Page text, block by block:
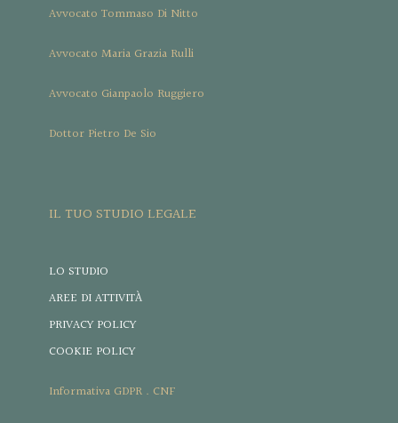
Avvocato Tommaso Di Nitto
Avvocato Maria Grazia Rulli
Avvocato Gianpaolo Ruggiero
Dottor Pietro De Sio
IL TUO STUDIO LEGALE
LO STUDIO
AREE DI ATTIVITÀ
PRIVACY POLICY
COOKIE POLICY
Informativa GDPR . CNF